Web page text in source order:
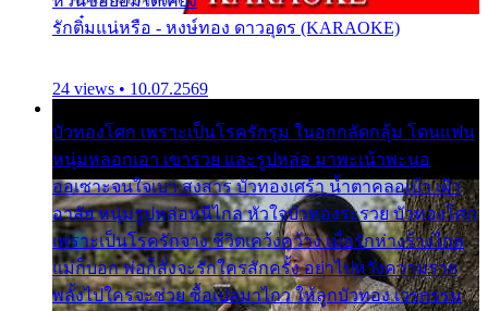
รักติ๋มแน่หรือ - หงษ์ทอง ดาวอุดร (KARAOKE)
24 views • 10.07.2569
บัวทองโศก เพราะเป็นโรครักรุม ในอกกลัดกลุ้ม โดนแฟน
หนุ่มหลอกเอา เขารวย และรูปหล่อ มาพะเน้าพะนอ
ออเซาะจนใจเบา สงสาร บัวทองเศร้า น้ำตาคลอเบ้า เฝ้า
อาลัย หนุ่มรูปหล่อหนีไกล หัวใจบัวทองระรวย บัวทองโศก
เพราะเป็นโรครักจาง ชีวิตเคว้งคว้าง เมื่อรักห่างร้างไกล
แม่ก็บอก พ่อก็สั่งจะรักใครสักครั้ง อย่าไปหวังความรวย
พลั้งไปใครจะช่วย ซื้อเปลมาไกว ให้ลูกบัวทอง เวรกรรม